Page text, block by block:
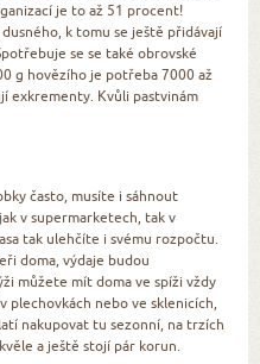
je to až 51 procent!
k tomu se ještě přidávají
se se také obrovské
g hovězího je potřeba 7000 až
exkrementy. Kvůli pastvinám
často, musíte i sáhnout
v supermarketech, tak v
tak ulehčíte i svému rozpočtu.
doma, výdaje budou
můžete mít doma ve spíži vždy
plechovkách nebo ve sklenicích,
nakupovat tu sezonní, na trzích
a ještě stojí pár korun.